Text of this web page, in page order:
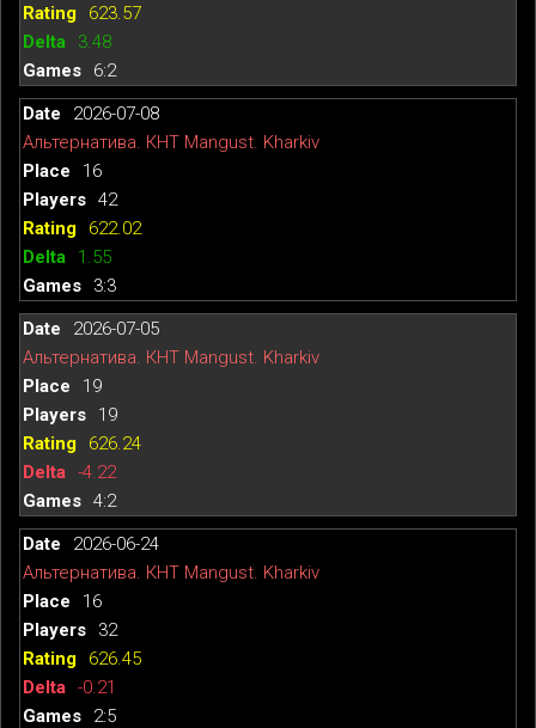
623.57
3.48
6:2
2026-07-08
Альтернатива. КНТ Mangust. Kharkiv
16
42
622.02
1.55
3:3
2026-07-05
Альтернатива. КНТ Mangust. Kharkiv
19
19
626.24
-4.22
4:2
2026-06-24
Альтернатива. КНТ Mangust. Kharkiv
16
32
626.45
-0.21
2:5